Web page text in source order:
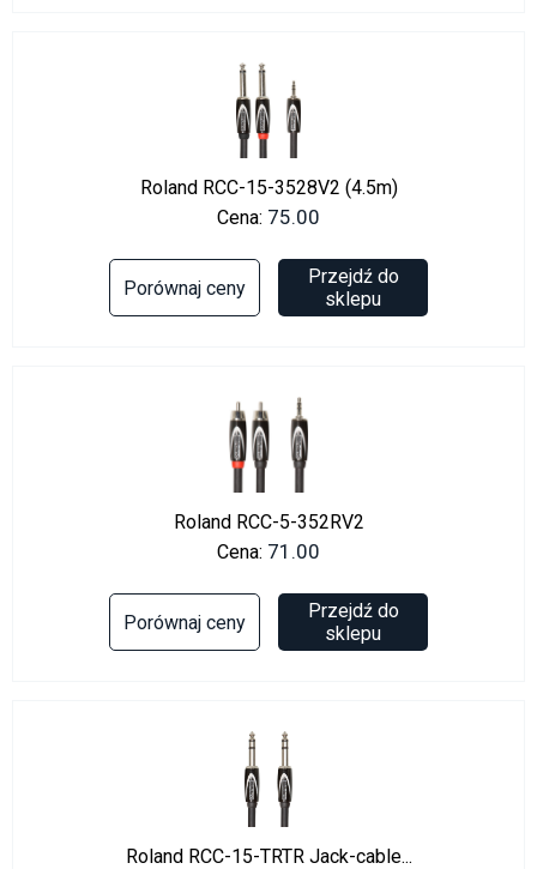
Roland RCC-15-3528V2 (4.5m)
Cena: 75.00
Porównaj ceny
Przejdź do
sklepu
Roland RCC-5-352RV2
Cena: 71.00
Porównaj ceny
Przejdź do
sklepu
Roland RCC-15-TRTR Jack-cable...